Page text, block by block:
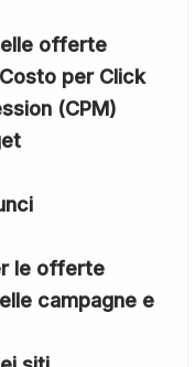
offerte
per Click
(CPM)
le offerte
campagne e